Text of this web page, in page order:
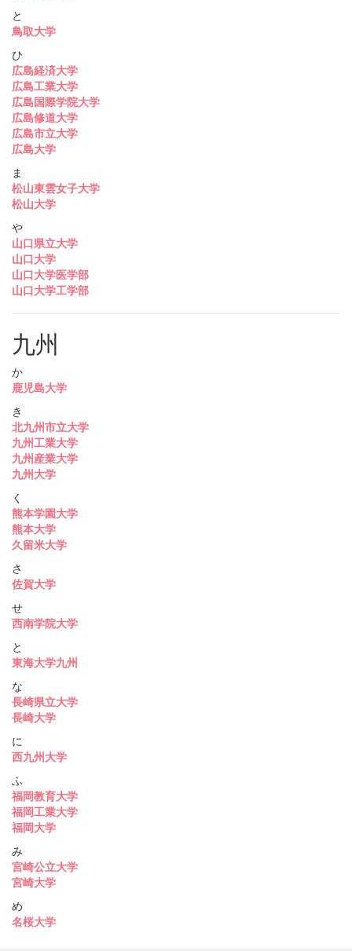
と
鳥取大学
ひ
広島経済大学
広島工業大学
広島国際学院大学
広島修道大学
広島市立大学
広島大学
ま
松山東雲女子大学
松山大学
や
山口県立大学
山口大学
山口大学医学部
山口大学工学部
九州
か
鹿児島大学
き
北九州市立大学
九州工業大学
九州産業大学
九州大学
く
熊本学園大学
熊本大学
久留米大学
さ
佐賀大学
せ
西南学院大学
と
東海大学九州
な
長崎県立大学
長崎大学
に
西九州大学
ふ
福岡教育大学
福岡工業大学
福岡大学
み
宮崎公立大学
宮崎大学
め
名桜大学